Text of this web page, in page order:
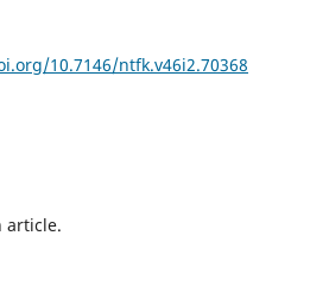
10.7146/ntfk.v46i2.70368
article.